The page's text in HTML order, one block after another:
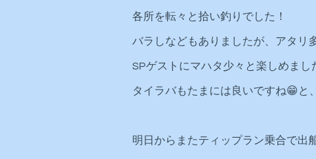
各所を転々と拾い釣りでした！
バラしなどもありましたが、アタリ
SPゲストにマハタ少々と楽しめまし
タイラバもたまには良いですね😁と
明日からまたティップラン乗合で出